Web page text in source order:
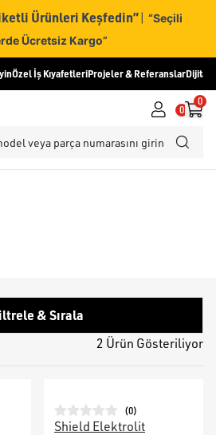
Ürünleri Keşfedin” | “Seçili
Ücretsiz Kargo”
Özel İş KıyafetleriProjeler & ReferanslarDijital
0
0
& Sırala
2 Ürün Gösteriliyor
(0)
Shield Elektrolit